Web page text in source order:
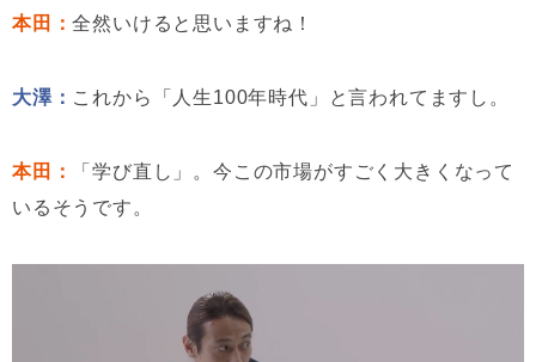
本田：全然いけると思いますね！
大澤： これから「人生100年時代」と言われてますし。
本田：
「学び直し」。今この市場がすごく大きくなって
いるそうです。